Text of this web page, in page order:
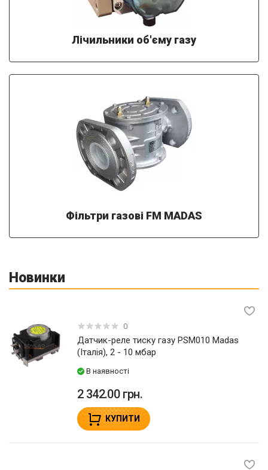
Лічильники об'єму газу
Фільтри газові FM MADAS
Новинки
0
Датчик-реле тиску газу PSM010 Madas
(Італія), 2 - 10 мбар
В наявності
2 342.00 грн.
КУПИТИ